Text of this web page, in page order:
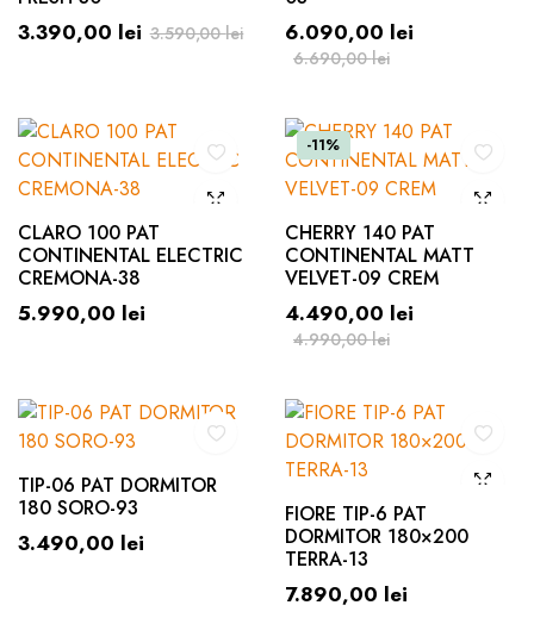
3.590,00lei
3.390,00 lei
6.690,00lei
6.090,00 lei
CLARO 100 PAT
CONTINENTAL ELECTRIC
CREMONA-38
5.990,00 lei
-11%
CHERRY 140 PAT
CONTINENTAL MATT
VELVET-09 CREM
4.990,00lei
4.490,00 lei
TIP-06 PAT DORMITOR
180 SORO-93
3.490,00 lei
FIORE TIP-6 PAT
DORMITOR 180×200
TERRA-13
7.890,00 lei